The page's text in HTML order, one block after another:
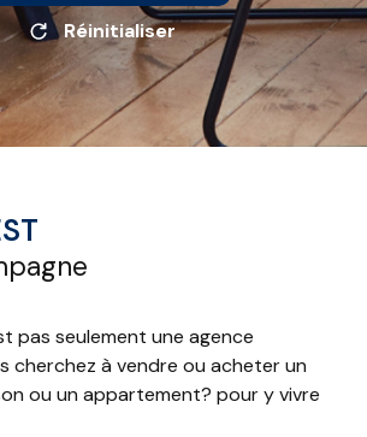
Réinitialiser
pas seulement une agence
cherchez à vendre ou acheter un
ou un appartement? pour y vivre